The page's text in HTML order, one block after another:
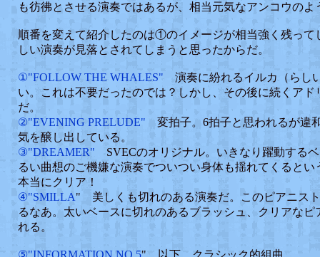
も彷彿とさせる演奏ではあるが、相当元気なアンコウのよ
順番を変えて紹介したのは①のイメージが相当強く残っ
しい演奏が見落とされてしまうと思ったからだ。
①"FOLLOW THE WHALES"
演奏に紛れるイルカ（らし
い。これは不要だったのでは？しかし、その後に続くア
だ。
②"EVENING PRELUDE" 変拍子。6拍子と思われるが違
気を醸し出している。
③"DREAMER" SVECのオリジナル。いきなり躍動する
るい曲想のご機嫌な演奏でついつい身体も揺れてくると
本当にクリア！
④"SMILLA" 美しくも切れのある演奏だ。このピアニス
るなあ。太いベースに切れのあるブラッシュ、クリアな
れる。
⑤"INFORMATION NO.5" 以下、クラシック的組曲。